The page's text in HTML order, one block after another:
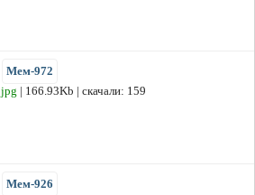
Мем-972
jpg | 166.93Kb | скачали: 159
Мем-926